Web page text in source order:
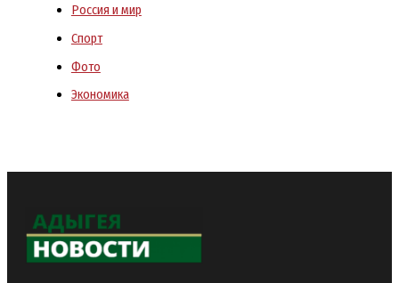
Россия и мир
Спорт
Фото
Экономика